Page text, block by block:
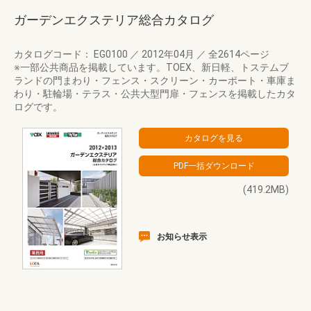
ガーデンエクステリア総合カタログ
カタログコード： EG0100 ／ 2012年04月 ／ 全2614ページ
※一部公共商品を掲載しています。TOEX、新日軽、トステムブ
ランドの門まわり・フェンス・スクリーン・カーポート・車庫ま
わり・駐輪場・テラス・公共大型門扉・フェンスを掲載したカタ
ログです。
(419.2MB)
お知らせ表示